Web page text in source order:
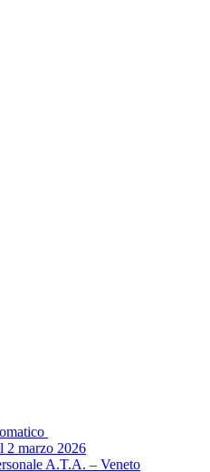
2 marzo 2026
A.T.A. – Veneto